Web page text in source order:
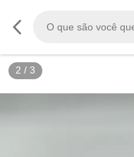
2 / 3